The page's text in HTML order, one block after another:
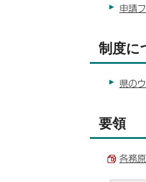
申請
制度に
県の
要領
各務